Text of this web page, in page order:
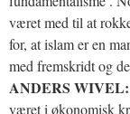
været med til at
for, at islam er en
med fremskridt og
ANDERS WIVEL:
været i økonomisk